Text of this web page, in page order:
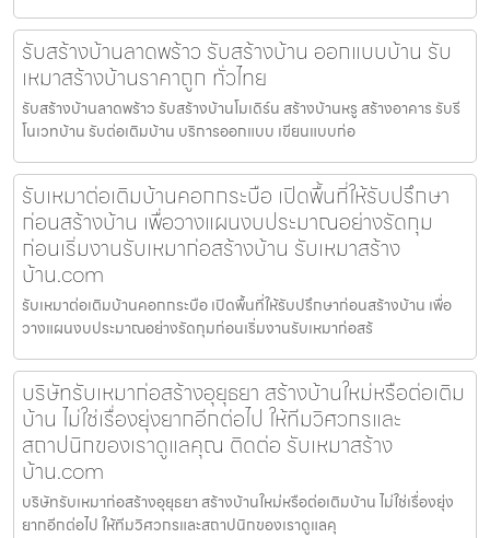
รับสร้างบ้านลาดพร้าว รับสร้างบ้าน ออกแบบบ้าน รับ
เหมาสร้างบ้านราคาถูก ทั่วไทย
รับสร้างบ้านลาดพร้าว รับสร้างบ้านโมเดิร์น สร้างบ้านหรู สร้างอาคาร รับรี
โนเวทบ้าน รับต่อเติมบ้าน บริการออกแบบ เขียนแบบก่อ
รับเหมาต่อเติมบ้านคอกกระบือ เปิดพื้นที่ให้รับปรึกษา
ก่อนสร้างบ้าน เพื่อวางแผนงบประมาณอย่างรัดกุม
ก่อนเริ่มงานรับเหมาก่อสร้างบ้าน รับเหมาสร้าง
บ้าน.com
รับเหมาต่อเติมบ้านคอกกระบือ เปิดพื้นที่ให้รับปรึกษาก่อนสร้างบ้าน เพื่อ
วางแผนงบประมาณอย่างรัดกุมก่อนเริ่มงานรับเหมาก่อสร้
บริษัทรับเหมาก่อสร้างอุยุธยา สร้างบ้านใหม่หรือต่อเติม
บ้าน ไม่ใช่เรื่องยุ่งยากอีกต่อไป ให้ทีมวิศวกรและ
สถาปนิกของเราดูแลคุณ ติดต่อ รับเหมาสร้าง
บ้าน.com
บริษัทรับเหมาก่อสร้างอุยุธยา สร้างบ้านใหม่หรือต่อเติมบ้าน ไม่ใช่เรื่องยุ่ง
ยากอีกต่อไป ให้ทีมวิศวกรและสถาปนิกของเราดูแลคุ